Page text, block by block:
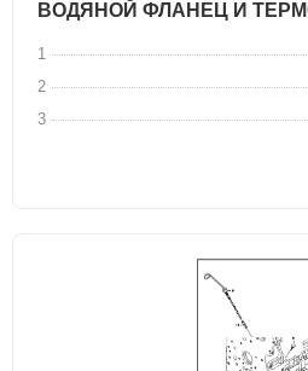
ВОДЯНОЙ ФЛАНЕЦ И
1
2
3